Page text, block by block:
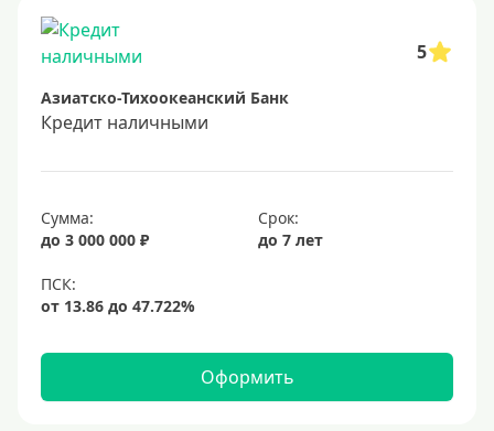
5
Азиатско-Тихоокеанский Банк
Кредит наличными
Сумма:
до 3 000 000 ₽
Срок:
до 7 лет
Оформить